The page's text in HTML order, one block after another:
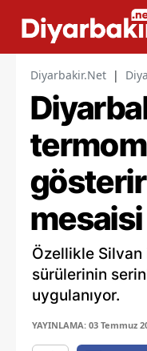
Diyarbakir.Net |
mesaisi
Özellikle Silvan
sürülerinin
uygulanıyor.
YAYINLAMA: 03 Temmuz